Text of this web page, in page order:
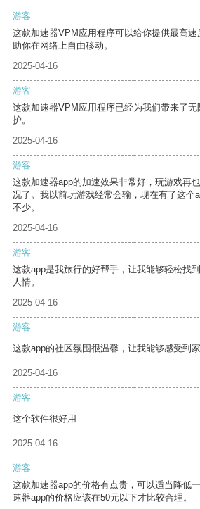
游客
这款加速器VPM应用程序可以给你提供最高
助你在网络上自由移动。
2025-04-16
游客
这款加速器VPM应用程序已经为我们带来了
护。
2025-04-16
游客
这款加速器app的加速效果非常好，玩游戏再
况了。我以前玩游戏经常会输，现在有了这个
不少。
2025-04-16
游客
这款app是我旅行的好帮手，让我能够轻松找
人情。
2025-04-16
游客
这款app的社区氛围很温馨，让我能够感受到家
2025-04-16
游客
这个软件很好用
2025-04-16
游客
这款加速器app的价格有点贵，可以适当降低
速器app的价格应该在50元以下才比较合理。